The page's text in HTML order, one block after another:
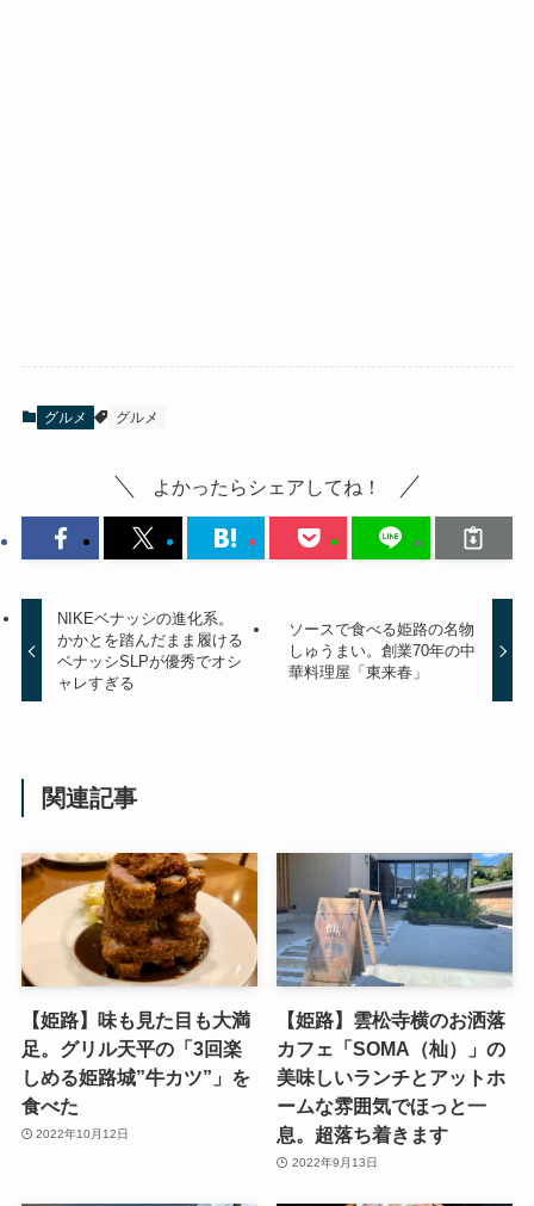
グルメ グルメ
よかったらシェアしてね！
NIKEベナッシの進化系。
かかとを踏んだまま履ける
ベナッシSLPが優秀でオシ
ャレすぎる
ソースで食べる姫路の名物
しゅうまい。創業70年の中
華料理屋「東来春」
関連記事
【姫路】味も見た目も大満
足。グリル天平の「3回楽
しめる姫路城”牛カツ”」を
食べた
2022年10月12日
【姫路】雲松寺横のお洒落
カフェ「SOMA（杣）」の
美味しいランチとアットホ
ームな雰囲気でほっと一
息。超落ち着きます
2022年9月13日